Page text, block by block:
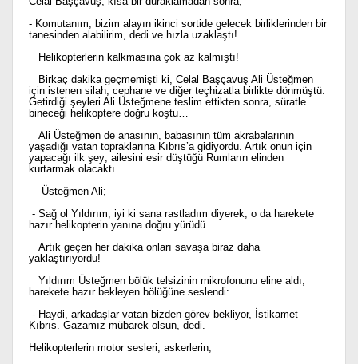
- Komutanım, bizim alayın ikinci sortide gelecek birliklerinden bir
tanesinden alabilirim, dedi ve hızla uzaklaştı!
Helikopterlerin kalkmasına çok az kalmıştı!
Birkaç dakika geçmemişti ki, Celal Başçavuş Ali Üsteğmen
için istenen silah, cephane ve diğer teçhizatla birlikte dönmüştü.
Getirdiği şeyleri Ali Üsteğmene teslim ettikten sonra, süratle
bineceği helikoptere doğru koştu…
Ali Üsteğmen de anasının, babasının tüm akrabalarının
yaşadığı vatan topraklarına Kıbrıs’a gidiyordu. Artık onun için
yapacağı ilk şey; ailesini esir düştüğü Rumların elinden
kurtarmak olacaktı.
Üsteğmen Ali;
- Sağ ol Yıldırım, iyi ki sana rastladım diyerek, o da harekete
hazır helikopterin yanına doğru yürüdü.
Artık geçen her dakika onları savaşa biraz daha
yaklaştırıyordu!
Yıldırım Üsteğmen bölük telsizinin mikrofonunu eline aldı,
harekete hazır bekleyen bölüğüne seslendi:
- Haydi, arkadaşlar vatan bizden görev bekliyor, İstikamet
Kıbrıs. Gazamız mübarek olsun, dedi.
Helikopterlerin motor sesleri, askerlerin,